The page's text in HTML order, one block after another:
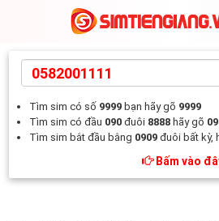
Tìm sim có số 9999 bạn hãy gõ 9999
Tìm sim có đầu 090 đuôi 8888 hãy gõ
Tìm sim bắt đầu bằng 0909 đuôi bất kỳ,
Bấm vào